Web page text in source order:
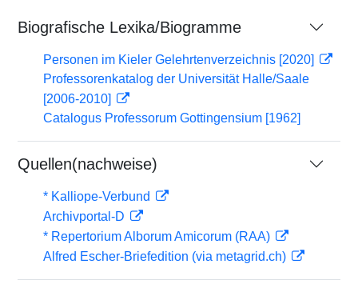
Biografische Lexika/Biogramme
Personen im Kieler Gelehrtenverzeichnis [2020]
Professorenkatalog der Universität Halle/Saale
[2006-2010]
Catalogus Professorum Gottingensium [1962]
Quellen(nachweise)
* Kalliope-Verbund
Archivportal-D
* Repertorium Alborum Amicorum (RAA)
Alfred Escher-Briefedition (via metagrid.ch)